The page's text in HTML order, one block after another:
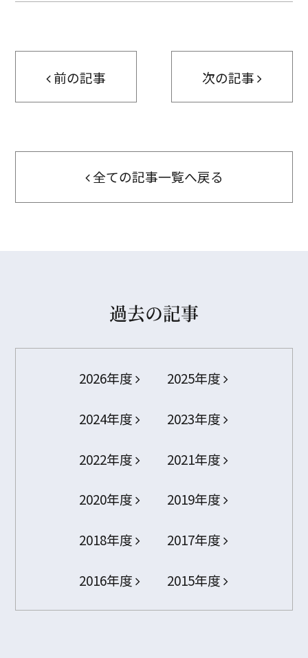
前の記事 次の記事
全ての記事一覧へ戻る
過去の記事
2026年度 2025年度
2024年度 2023年度
2022年度 2021年度
2020年度 2019年度
2018年度 2017年度
2016年度 2015年度